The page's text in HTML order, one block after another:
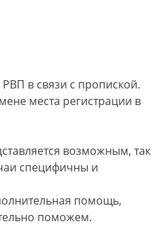
в связи с пропиской.
места регистрации в
возможным, так
специфичны и
помощь,
поможем.